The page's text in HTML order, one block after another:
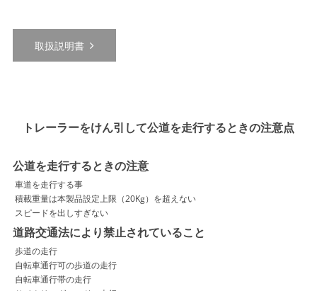
取扱説明書
トレーラーをけん引して公道を走行するときの注意点
公道を走行するときの注意
車道を走行する事
積載重量は本製品設定上限（20Kg）を超えない
スピードを出しすぎない
道路交通法により禁止されていること
歩道の走行
自転車通行可の歩道の走行
自転車通行帯の走行